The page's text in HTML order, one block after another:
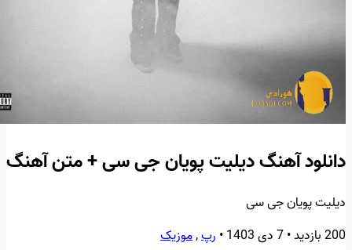
دانلود آهنگ دیلیت پویان جی سی + متن آهنگ
دیلیت پویان جی سی
200 بازدید
•7 دی 1403 • رپ,موزیک